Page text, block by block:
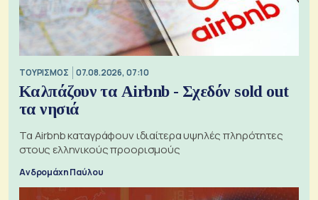
ΤΟΥΡΙΣΜΟΣ 07.08.2026, 07:10
Καλπάζουν τα Airbnb - Σχεδόν sold out
τα νησιά
Τα Airbnb καταγράφουν ιδιαίτερα υψηλές πληρότητες
στους ελληνικούς προορισμούς
Ανδρομάχη Παύλου